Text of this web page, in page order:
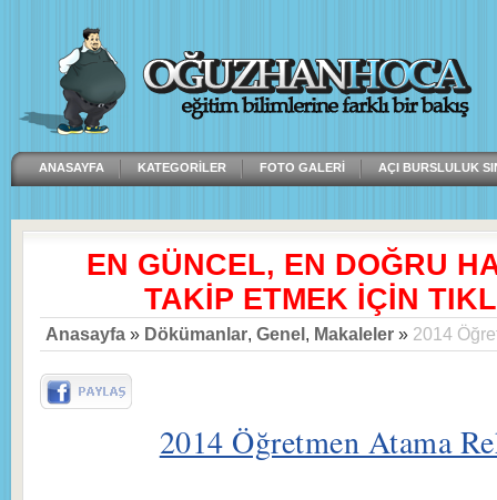
ANASAYFA KATEGORILER FOTO GALERI AÇI BURSLULUK
EN GÜNCEL, EN DOĞRU
TAKİP ETMEK İÇİN
Anasayfa » Dökümanlar, Genel, Makaleler » 2014
2014 Öğretmen Atama